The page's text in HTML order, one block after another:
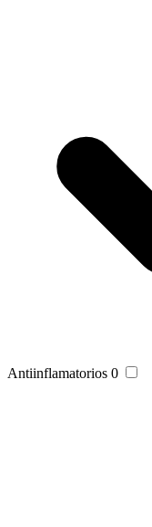
Antiinflamatorios 0